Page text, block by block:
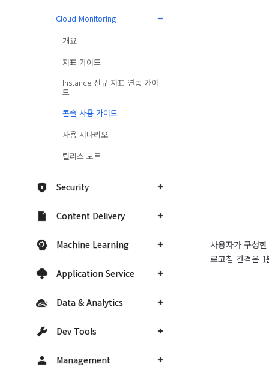
Cloud Monitoring
개요
지표 가이드
Instance 신규 지표 연동 가이
드
콘솔 사용 가이드
사용 시나리오
릴리스 노트
Security
Content Delivery
Machine Learning
Application Service
Data & Analytics
Dev Tools
Management
사용자가 구성
로고침 간격은 1